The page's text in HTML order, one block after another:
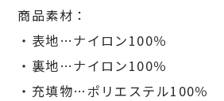
商品素材：
・表地…ナイロン100％
・裏地…ナイロン100％
・充填物…ポリエステル100％